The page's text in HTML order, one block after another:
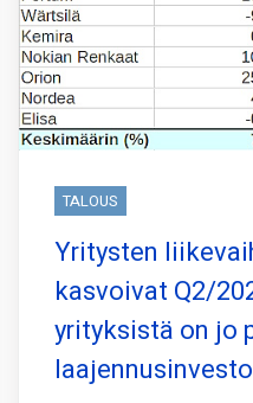
TALOUS
Yritysten
kasvoivat Q2/
yrityksistä on jo